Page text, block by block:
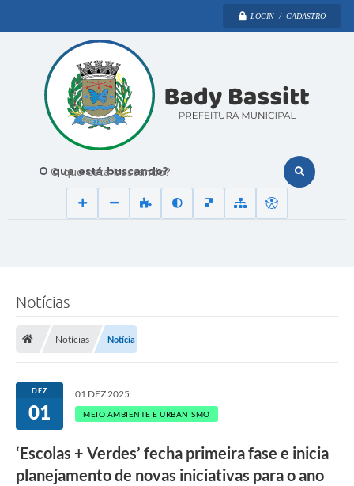
LOGIN / CADASTRO
O que está buscando?
Notícias
Notícias Notícia
DEZ
01
01 DEZ 2025
MEIO AMBIENTE E URBANISMO
‘Escolas + Verdes’ fecha primeira fase e inicia
planejamento de novas iniciativas para o ano